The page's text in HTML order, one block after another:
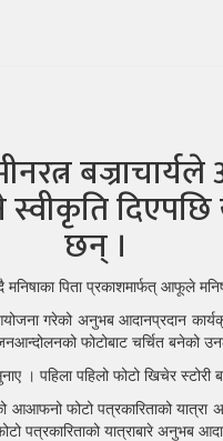
छन् ।
पिता प्रकाशमार्फत् आफूले
गरेको अनुभब आदानप्रदान
फोटोबाट चर्चित बनेको
। पहिला पहिलो फोटो खिचेर
फोटो पत्रकारिताको यात्रा
पत्रकारिताको यात्राबारे अनुभब